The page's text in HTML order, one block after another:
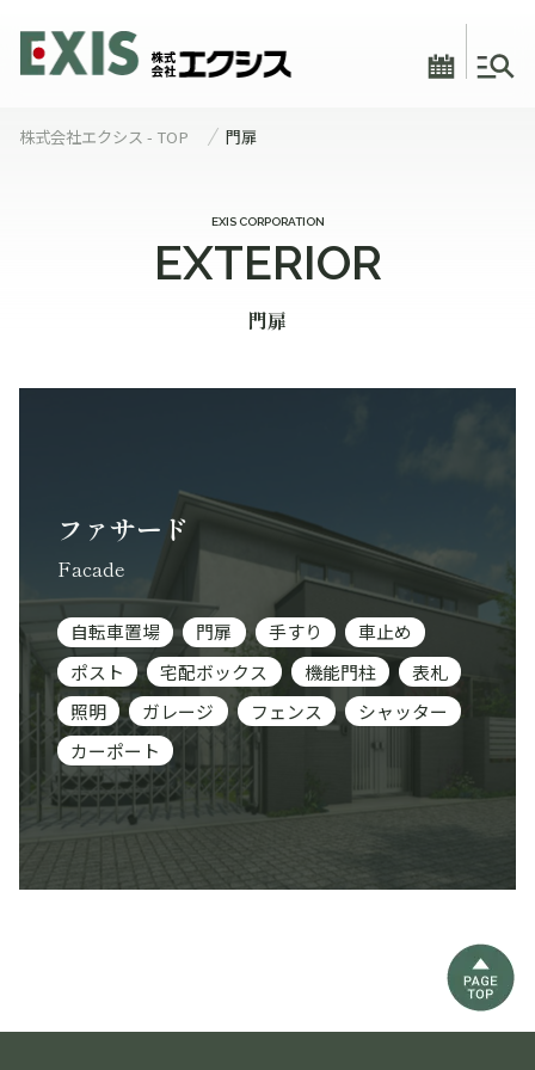
株式会社エクシス - TOP 門扉
EXIS CORPORATION
EXTERIOR
門扉
ファサード
Facade
自転車置場 門扉 手すり
車止め
ポスト
宅配ボックス 機能門柱
表札
照明
ガレージ フェンス
シャッター
カーポート